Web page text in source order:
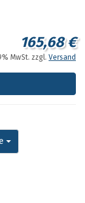
165,68 €
MwSt. zzgl. Versand